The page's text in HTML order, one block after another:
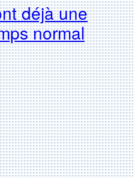
déjà une
normal